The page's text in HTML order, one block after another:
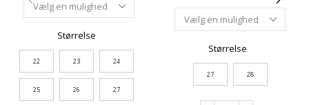
Størrelse
22 23 24
25 26 27
Størrelse
27 28